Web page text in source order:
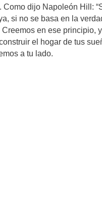
dijo Napoleón Hill:
si no se basa en la
en ese principio,
el hogar de tus
a tu lado.